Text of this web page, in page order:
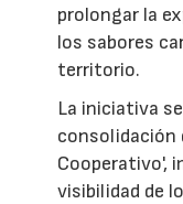
prolongar la
los sabores
territorio.
La iniciativa
consolidación
Cooperativo',
visibilidad de